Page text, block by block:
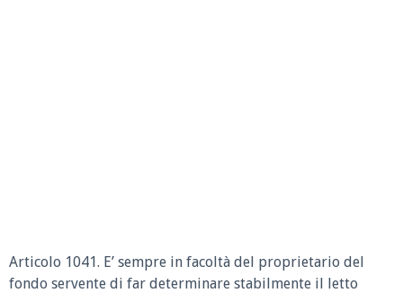
Articolo 1041. E’ sempre in facoltà del proprietario del
fondo servente di far determinare stabilmente il letto